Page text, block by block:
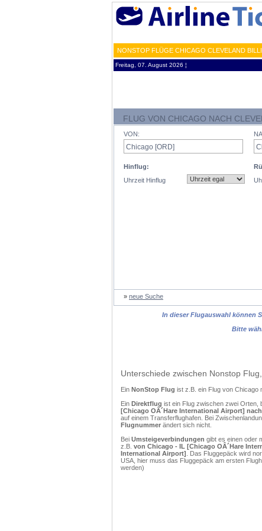
NONSTOP FLÜGE CHICAGO CLEVELAND
Freitag, 07. August 2026 ¦
FLUG VON CHICAGO NACH
VON:
Hinflug:
Uhrzeit Hinflug
» neue Suche
In dieser Flugauswahl können
Bitte
Unterschiede zwischen Nonstop
Ein NonStop Flug ist z.B. ein Flug von Chicago
Ein Direktflug ist ein Flug zwischen zwei Orten,
[Chicago OÂ´Hare International Airport]
auf einem Transferflughafen. Bei
Flugnummer ändert sich nicht.
Bei Umsteigeverbindungen gibt es einen oder
z.B. von Chicago - IL [Chicago OÂ´Hare
International Airport] . Das Fluggepäck wird
USA, hier muss das Fluggepäck am ersten
werden)